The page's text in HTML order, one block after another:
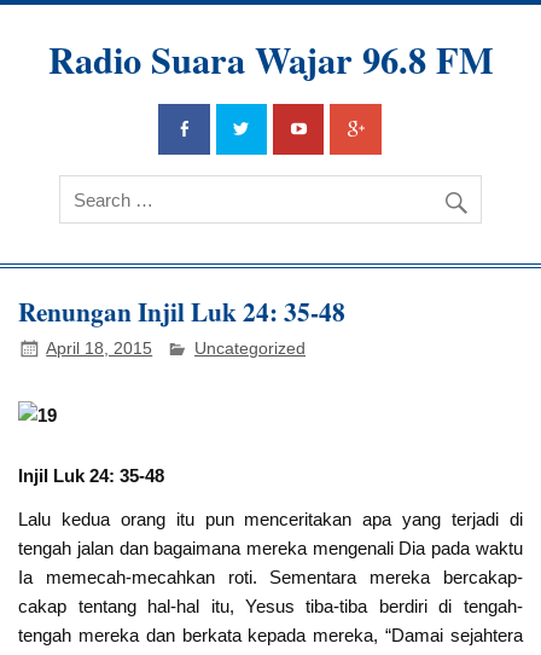
Radio Suara Wajar 96.8 FM
Renungan Injil Luk 24: 35-48
April 18, 2015 Uncategorized
Injil Luk 24: 35-48
Lalu kedua orang itu pun menceritakan apa yang terjadi di
tengah jalan dan bagaimana mereka mengenali Dia pada waktu
Ia memecah-mecahkan roti. Sementara mereka bercakap-
cakap tentang hal-hal itu, Yesus tiba-tiba berdiri di tengah-
tengah mereka dan berkata kepada mereka, “Damai sejahtera